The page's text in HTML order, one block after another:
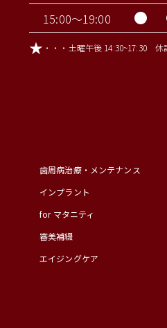
15:00～19:00 ●
★ ・・・土曜午後 14:30~17:30
歯周病治療・メンテナンス
インプラント
for マタニティ
審美補綴
エイジングケア